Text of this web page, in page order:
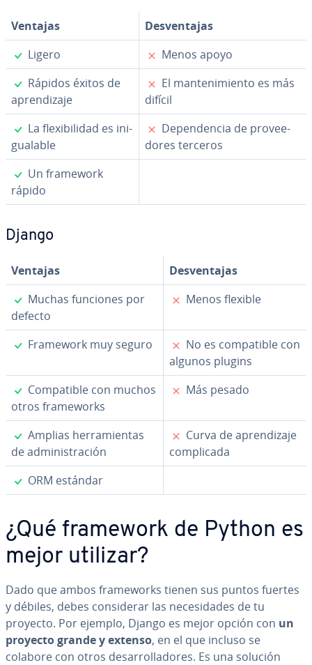
Ventajas
De­s­ve­n­ta­jas
✓
Ligero ✗
Menos apoyo
✓
Rápidos éxitos de
apre­n­di­za­je
✗
El ma­n­te­ni­mie­n­to es más
difícil
✓
La fle­xi­bi­li­dad es in­i­
gua­la­ble
✗
De­pe­n­de­n­cia de pro­vee­
do­res terceros
✓
Un framework
rápido
Django
Ventajas
De­s­ve­n­ta­jas
✓
Muchas funciones por
defecto
✗
Menos flexible
✓
Framework muy seguro ✗
No es co­m­pa­ti­ble con
algunos plugins
✓
Co­m­pa­ti­ble con muchos
otros fra­me­wo­r­ks
✗
Más pesado
✓
Amplias he­rra­mie­n­tas
de ad­mi­ni­s­tra­ción
✗
Curva de apre­n­di­za­je
co­m­pli­ca­da
✓
ORM estándar
¿Qué framework de Python es
mejor utilizar?
Dado que ambos fra­me­wo­r­ks tienen sus puntos fuertes
y débiles, debes co­n­si­de­rar las ne­ce­si­da­des de tu
proyecto. Por ejemplo, Django es mejor opción con un
proyecto grande y extenso, en el que incluso se
colabore con otros de­sa­rro­lla­do­res. Es una solución